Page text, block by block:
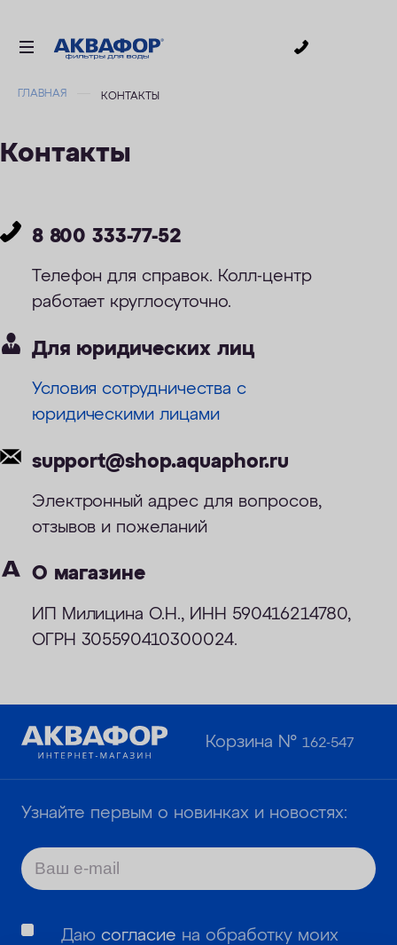
АКСЕССУАРЫ
АКЦИИ
ДОСТАВКА
УСЛУГИ
ОПЛАТА
КОНТАКТЫ
ГЛАВНАЯ КОНТАКТЫ
Контакты
8 800 333-77-52
Телефон для справок. Колл-центр
работает круглосуточно.
Для юридических лиц
Условия сотрудничества с
юридическими лицами
support@shop.aquaphor.ru
Электронный адрес для вопросов,
отзывов и пожеланий
О магазине
ИП Милицина О.Н., ИНН 590416214780,
ОГРН 305590410300024.
Корзина №162-547
Узнайте первым о новинках и новостях:
Даю согласие на обработку моих